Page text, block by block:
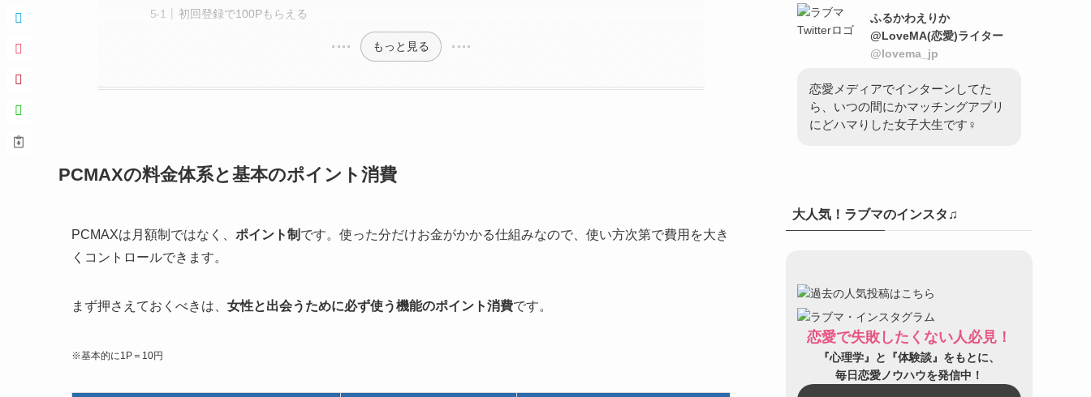
初回登録で100Pもらえる
もっと見る
PCMAXの料金体系と基本のポイント消費
PCMAXは月額制ではなく、 ポイント制 です。使った分だけお金がかかる仕組みなので、使い方次第で費用を大き
くコントロールできます。
まず押さえておくべきは、 女性と出会うために必ず使う機能のポイント消費です。
※基本的に1P＝10円
ふるかわえりか
@LoveMA(恋愛)ライター
@lovema_jp
恋愛メディアでインターンしてた
ら、いつの間にかマッチングアプリ
にどハマりした女子大生です♀
大人気！ラブマのインスタ♫
恋愛で失敗したくない人必見！
『心理学』と『体験談』をもとに、
毎日恋愛ノウハウを発信中！